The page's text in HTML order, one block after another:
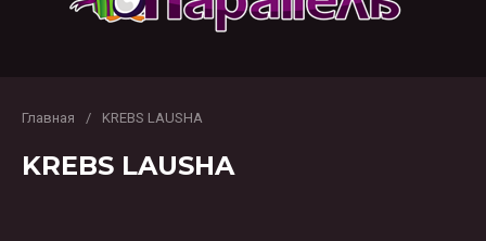
Главная / KREBS LAUSHA
KREBS LAUSHA